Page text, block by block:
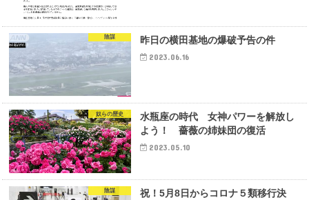
陰謀 昨日の横田基地の爆破予告の件
2023.06.16
奴らの歴史
水瓶座の時代 女神パワーを解放し
よう！ 薔薇の姉妹団の復活
2023.05.10
陰謀
祝！5月8日からコロナ５類移行決